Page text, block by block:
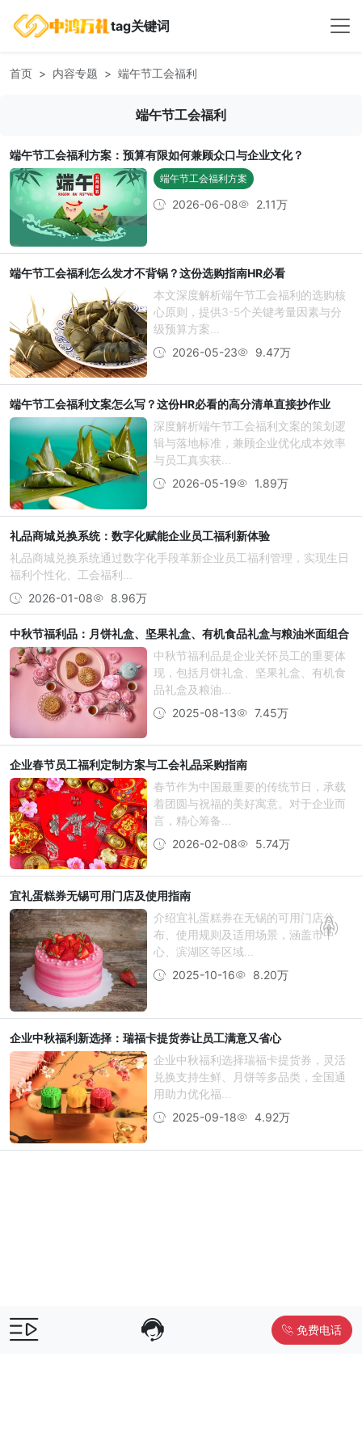
tag关键词
首页 内容专题 端午节工会福利
端午节工会福利
端午节工会福利方案：预算有限如何兼顾众口与企业文化？
端午节工会福利方案
2026-06-08 2.11万
端午节工会福利怎么发才不背锅？这份选购指南HR必看
本文深度解析端午节工会福利的选购核
心原则，提供3-5个关键考量因素与分
级预算方案...
2026-05-23
9.47万
端午节工会福利文案怎么写？这份HR必看的高分清单直接抄作业
深度解析端午节工会福利文案的策划逻
辑与落地标准，兼顾企业优化成本效率
与员工真实获...
2026-05-19
1.89万
礼品商城兑换系统：数字化赋能企业员工福利新体验
礼品商城兑换系统通过数字化手段革新企业员工福利管理，实现生日
福利个性化、工会福利...
2026-01-08
8.96万
中秋节福利品：月饼礼盒、坚果礼盒、有机食品礼盒与粮油米面组合
中秋节福利品是企业关怀员工的重要体
现，包括月饼礼盒、坚果礼盒、有机食
品礼盒及粮油...
2025-08-13
7.45万
企业春节员工福利定制方案与工会礼品采购指南
春节作为中国最重要的传统节日，承载
着团圆与祝福的美好寓意。对于企业而
言，精心筹备...
2026-02-08
5.74万
宜礼蛋糕券无锡可用门店及使用指南
介绍宜礼蛋糕券在无锡的可用门店分
布、使用规则及适用场景，涵盖市中
心、滨湖区等区域...
2025-10-16
8.20万
企业中秋福利新选择：瑞福卡提货券让员工满意又省心
企业中秋福利选择瑞福卡提货券，灵活
兑换支持生鲜、月饼等多品类，全国通
用助力优化福...
2025-09-18
4.92万
免费电话